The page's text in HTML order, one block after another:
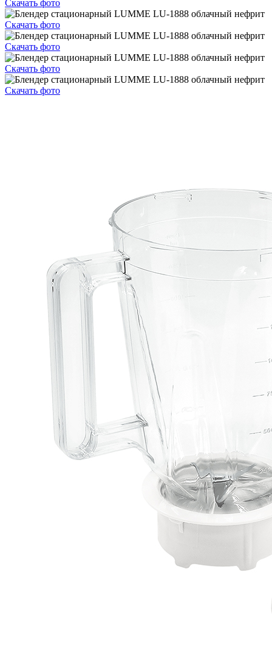
Скачать фото
Скачать фото
Скачать фото
Скачать фото
Скачать фото